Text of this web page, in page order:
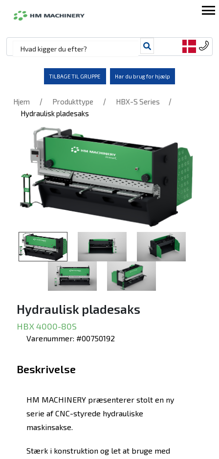
TILBAGE TIL GRUPPE Har du brug for hjælp
Hjem / Produkttype / HBX-S Series /
Hydraulisk pladesaks
Hydraulisk pladesaks
HBX 4000-80S
Varenummer: #00750192
Beskrivelse
HM MACHINERY præsenterer stolt en ny
serie af CNC-styrede hydrauliske
maskinsakse.
Stærk i konstruktion og let at bruge med